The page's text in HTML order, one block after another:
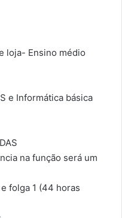
loja- Ensino médio
e Informática básica
na função será um
folga 1 (44 horas